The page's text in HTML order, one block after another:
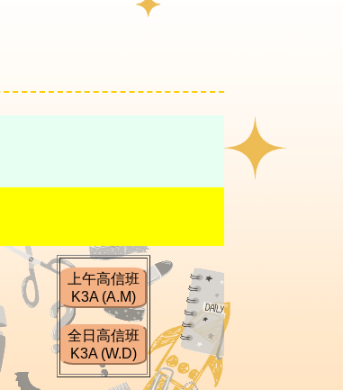
上午高信班
K3A (A.M)
全日高信班
K3A (W.D)